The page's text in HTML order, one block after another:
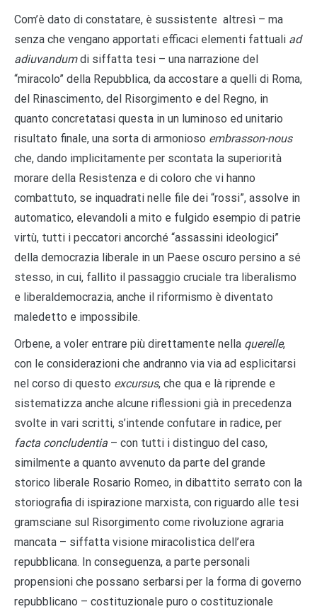
Com’è dato di constatare, è sussistente altresì – ma
senza che vengano apportati efficaci elementi fattuali ad
adiuvandumdi siffatta tesi – una narrazione del
“miracolo” della Repubblica, da accostare a quelli di Roma,
del Rinascimento, del Risorgimento e del Regno, in
quanto concretatasi questa in un luminoso ed unitario
risultato finale, una sorta di armonioso embrasson-nous
che, dando implicitamente per scontata la superiorità
morare della Resistenza e di coloro che vi hanno
combattuto, se inquadrati nelle file dei “rossi”, assolve in
automatico, elevandoli a mito e fulgido esempio di patrie
virtù, tutti i peccatori ancorché “assassini ideologici”
della democrazia liberale in un Paese oscuro persino a sé
stesso, in cui, fallito il passaggio cruciale tra liberalismo
e liberaldemocrazia, anche il riformismo è diventato
maledetto e impossibile.
Orbene, a voler entrare più direttamente nella querelle,
con le considerazioni che andranno via via ad esplicitarsi
nel corso di questo excursus, che qua e là riprende e
sistematizza anche alcune riflessioni già in precedenza
svolte in vari scritti, s’intende confutare in radice, per
facta concludentia – con tutti i distinguo del caso,
similmente a quanto avvenuto da parte del grande
storico liberale Rosario Romeo, in dibattito serrato con la
storiografia di ispirazione marxista, con riguardo alle tesi
gramsciane sul Risorgimento come rivoluzione agraria
mancata – siffatta visione miracolistica dell’era
repubblicana. In conseguenza, a parte personali
propensioni che possano serbarsi per la forma di governo
repubblicano – costituzionale puro o costituzionale